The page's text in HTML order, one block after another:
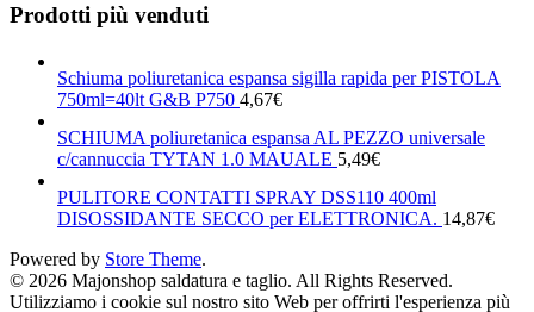
Prodotti più venduti
Schiuma poliuretanica espansa sigilla rapida per PISTOLA
750ml=40lt G&B P750 4,67€
SCHIUMA poliuretanica espansa AL PEZZO universale
c/cannuccia TYTAN 1.0 MAUALE 5,49€
PULITORE CONTATTI SPRAY DSS110 400ml
DISOSSIDANTE SECCO per ELETTRONICA. 14,87€
Powered by Store Theme.
© 2026 Majonshop saldatura e taglio. All Rights Reserved.
Utilizziamo i cookie sul nostro sito Web per offrirti l'esperienza più